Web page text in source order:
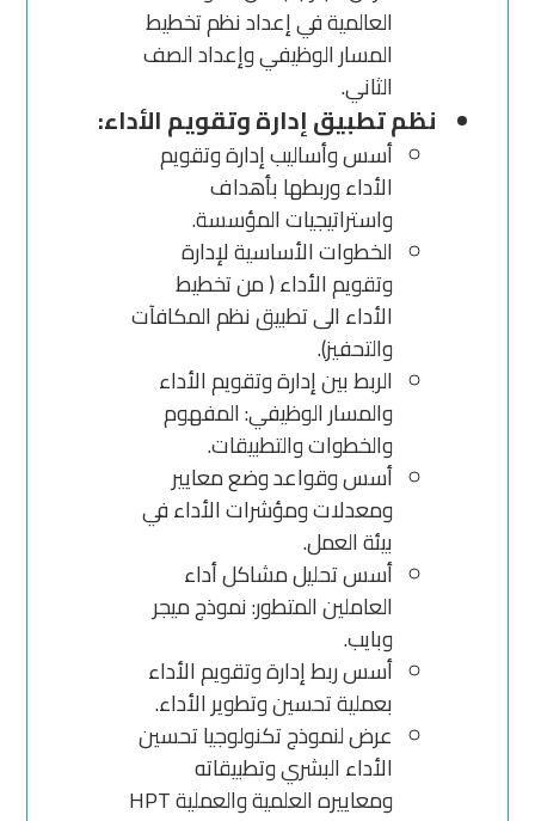
العالمية في إعداد نظم تخطيط
المسار الوظيفي وإعداد الصف
الثاني.
نظم تطبيق إدارة وتقويم الأداء:
أسس وأساليب إدارة وتقويم
الأداء وربطها بأهداف
واستراتيجيات المؤسسة.
الخطوات الأساسية لإدارة
وتقويم الأداء ( من تخطيط
الأداء الى تطبيق نظم المكافآت
والتحفيز).
الربط بين إدارة وتقويم الأداء
والمسار الوظيفي: المفهوم
والخطوات والتطبيقات.
أسس وقواعد وضع معايير
ومعدلات ومؤشرات الأداء في
بيئة العمل.
أسس تحليل مشاكل أداء
العاملين المتطور: نموذج ميجر
وبايب.
أسس ربط إدارة وتقويم الأداء
بعملية تحسين وتطوير الأداء.
عرض لنموذج تكنولوجيا تحسين
الأداء البشري وتطبيقاته
ومعاييره العلمية والعملية HPT